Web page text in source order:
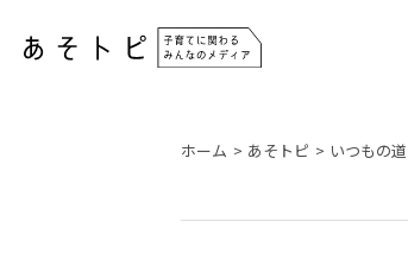
ホーム あそトピ いつもの